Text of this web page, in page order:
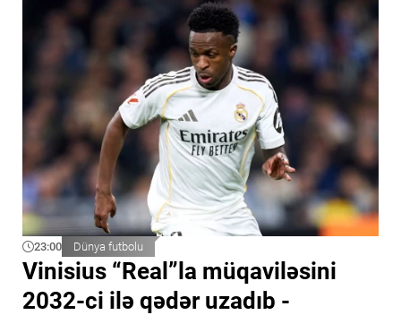
23:00 Dünya futbolu
Vinisius “Real”la müqaviləsini
2032-ci ilə qədər uzadıb -